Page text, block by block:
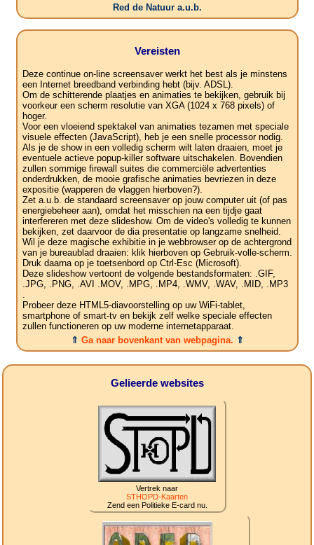
Red de Natuur a.u.b.
Vereisten
Deze continue on-line screensaver werkt het best als je minstens
een Internet breedband verbinding hebt (bijv. ADSL).
Om de schitterende plaatjes en animaties te bekijken, gebruik bij
voorkeur een scherm resolutie van XGA (1024 x 768 pixels) of
hoger.
Voor een vloeiend spektakel van animaties tezamen met speciale
visuele effecten (JavaScript), heb je een snelle processor nodig.
Als je de show in een volledig scherm wilt laten draaien, moet je
eventuele actieve popup-killer software uitschakelen. Bovendien
zullen sommige firewall suites die commerciële advertenties
onderdrukken, de mooie grafische animaties bevriezen in deze
expositie (wapperen de vlaggen hierboven?).
Zet a.u.b. de standaard screensaver op jouw computer uit (of pas
energiebeheer aan), omdat het misschien na een tijdje gaat
interfereren met deze slideshow. Om de video's volledig te kunnen
bekijken, zet daarvoor de dia presentatie op langzame snelheid.
Wil je deze magische exhibitie in je webbrowser op de achtergrond
van je bureaublad draaien: klik hierboven op Gebruik-volle-scherm.
Druk daarna op je toetsenbord op Ctrl-Esc (Microsoft).
Deze slideshow vertoont de volgende bestandsformaten: .GIF,
.JPG, .PNG, .AVI .MOV, .MPG, .MP4, .WMV, .WAV, .MID, .MP3
.
Probeer deze HTML5-diavoorstelling op uw WiFi-tablet,
smartphone of smart-tv en bekijk zelf welke speciale effecten
zullen functioneren op uw moderne internetapparaat.
⇑ Ga naar bovenkant van webpagina. ⇑
Gelieerde websites
Vertrek naar
STHOPD-Kaarten
Zend een Politieke E-card nu.